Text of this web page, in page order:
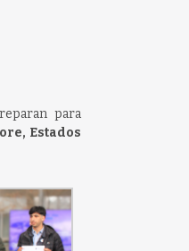
para
Estados